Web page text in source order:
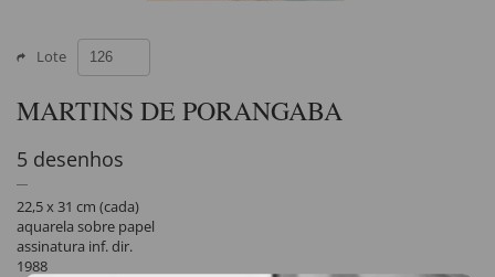
Lote
MARTINS DE PORANGABA
5 desenhos
22,5 x 31 cm (cada)
aquarela sobre papel
assinatura inf. dir.
1988